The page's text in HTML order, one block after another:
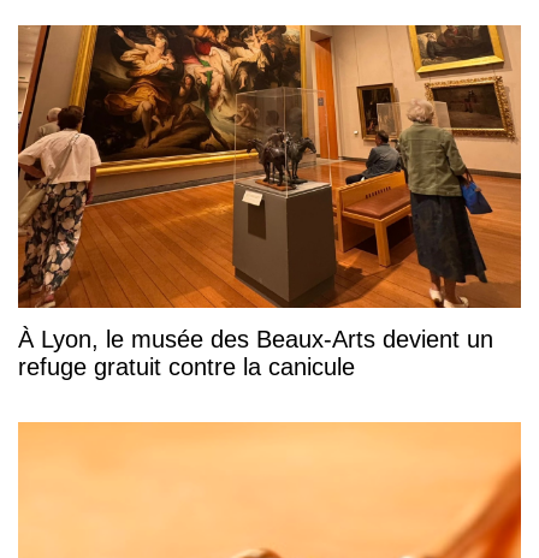
À Lyon, le musée des Beaux-Arts devient un
refuge gratuit contre la canicule